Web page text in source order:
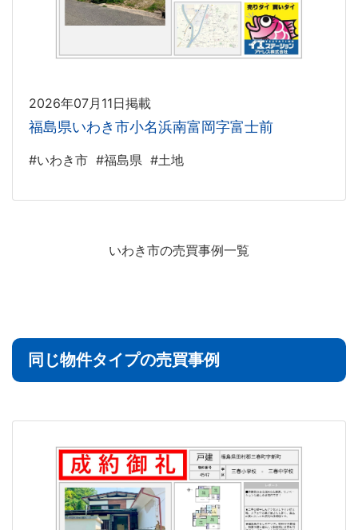
2026年07月11日掲載
福島県いわき市小名浜南富岡字富士前
#いわき市 #福島県 #土地
いわき市の売買事例一覧
同じ物件タイプの売買事例